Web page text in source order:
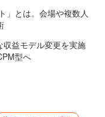
」とは。会場や複数人
益モデル変更を実施
型へ